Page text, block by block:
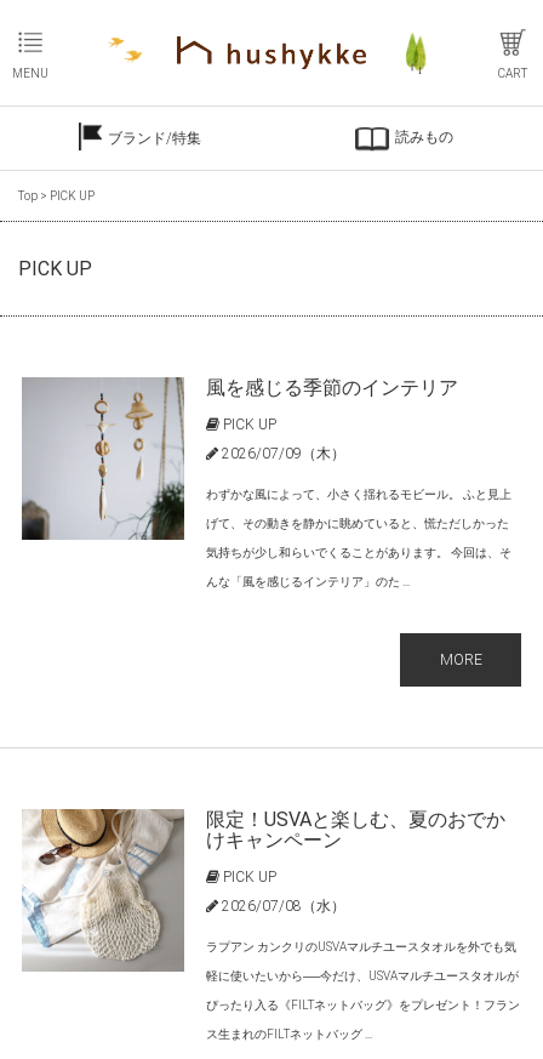
MENU CART
ブランド/特集 読みもの
Top > PICK UP
PICK UP
風を感じる季節のインテリア
PICK UP
2026/07/09（木）
わずかな風によって、小さく揺れるモビール。 ふと見上
げて、その動きを静かに眺めていると、慌ただしかった
気持ちが少し和らいでくることがあります。 今回は、そ
んな「風を感じるインテリア」のた ...
MORE
限定！USVAと楽しむ、夏のおでか
けキャンペーン
PICK UP
2026/07/08（水）
ラプアン カンクリのUSVAマルチユースタオルを外でも気
軽に使いたいから──今だけ、USVAマルチユースタオルが
ぴったり入る《FILTネットバッグ》をプレゼント！フラン
ス生まれのFILTネットバッグ ...